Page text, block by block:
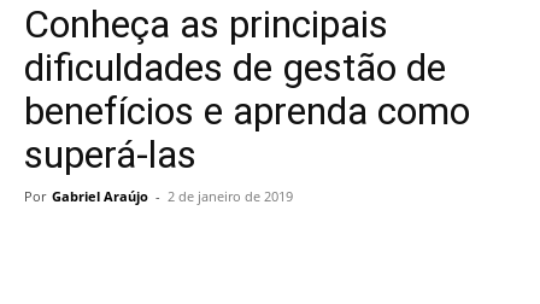
Conheça as principais
dificuldades de gestão de
benefícios e aprenda como
superá-las
Por Gabriel Araújo - 2 de janeiro de 2019